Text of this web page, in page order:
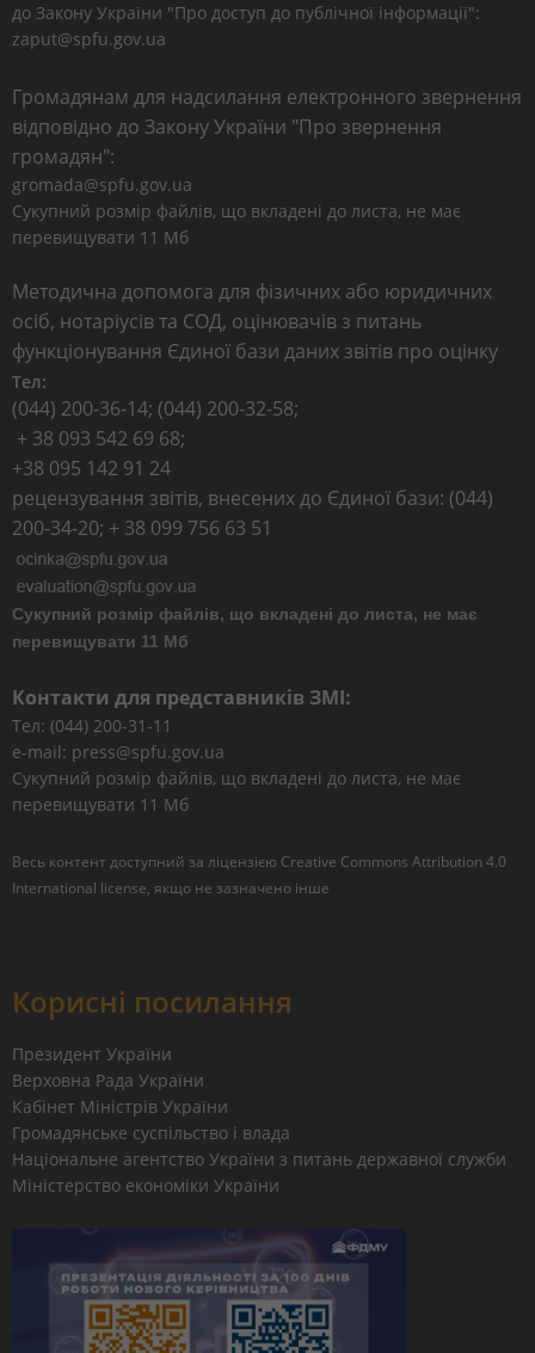
до Закону України "Про доступ до публічної інформації":
zaput@spfu.gov.ua
Громадянам для надсилання електронного звернення
відповідно до Закону України "Про звернення
громадян":
gromada@spfu.gov.ua
Сукупний розмір файлів, що вкладені до листа, не має
перевищувати 11 Мб
Методична допомога для фізичних або юридичних
осіб, нотаріусів та СОД, оцінювачів з питань
функціонування Єдиної бази даних звітів про оцінку
Тел:
(044) 200-36-14; (044) 200-32-58;
+ 38 093 542 69 68;
+38 095 142 91 24
рецензування звітів, внесених до Єдиної бази: (044)
200-34-20; + 38 099 756 63 51
Сукупний розмір файлів, що вкладені до листа, не має
перевищувати 11 Мб
Контакти для представників ЗМІ:
Тел: (044) 200-31-11
e-mail: press@spfu.gov.ua
Сукупний розмір файлів, що вкладені до листа, не має
перевищувати 11 Мб
Весь контент доступний за ліцензією Creative Commons Attribution 4.0
International license, якщо не зазначено інше
Корисні посилання
Президент України
Верховна Рада України
Кабінет Міністрів України
Громадянське суспільство і влада
Національне агентство України з питань державної служби
Міністерство економіки України